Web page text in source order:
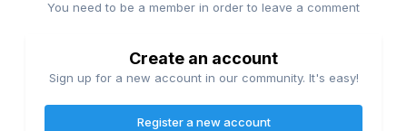
You need to be a member in order to leave a comment
Create an account
Sign up for a new account in our community. It's easy!
Register a new account